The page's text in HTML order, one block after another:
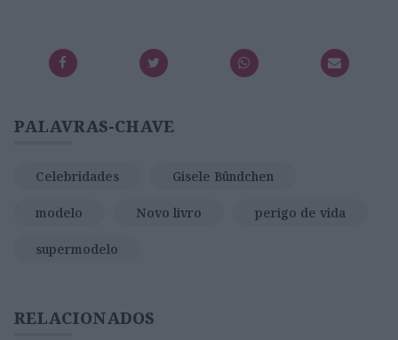
PALAVRAS-CHAVE
Celebridades Gisele Bündchen
modelo Novo livro perigo de vida
supermodelo
RELACIONADOS